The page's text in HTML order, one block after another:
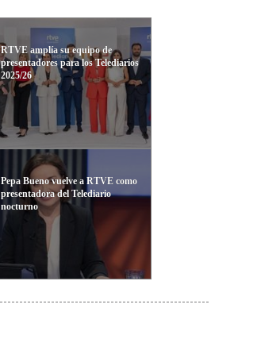
RTVE amplía su equipo de
presentadores para los Telediarios
2025/26
Pepa Bueno vuelve a RTVE como
presentadora del Telediario
nocturno